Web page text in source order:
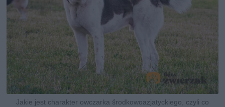
Jakie jest charakter owczarka środkowoazjatyckiego, czyli co